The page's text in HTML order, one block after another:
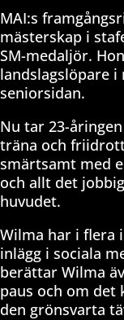
MAI:s
mästerskap i
SM-medaljör.
landslagslöpare i
seniorsidan.
Nu tar 23-
träna och
smärtsamt med
och allt det
huvudet.
Wilma har i flera
inlägg i sociala
berättar Wilma
paus och om det
den grönsvarta